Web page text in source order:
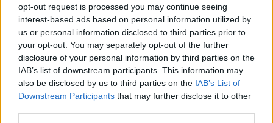
opt-out request is processed you may continue seeing
interest-based ads based on personal information utilized by
us or personal information disclosed to third parties prior to
your opt-out. You may separately opt-out of the further
disclosure of your personal information by third parties on the
IAB’s list of downstream participants. This information may
also be disclosed by us to third parties on the IAB’s List of
Downstream Participants that may further disclose it to other